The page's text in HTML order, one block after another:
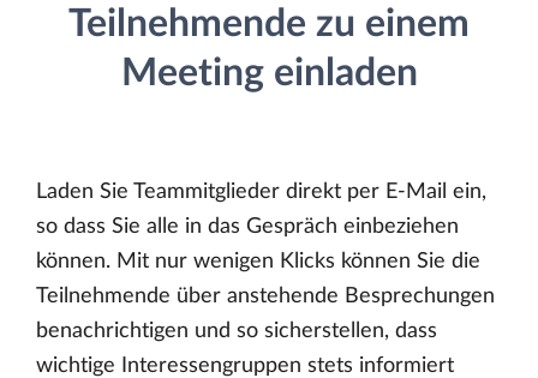
Teilnehmende zu einem
Meeting einladen
Laden Sie Teammitglieder direkt per E-Mail ein,
so dass Sie alle in das Gespräch einbeziehen
können. Mit nur wenigen Klicks können Sie die
Teilnehmende über anstehende Besprechungen
benachrichtigen und so sicherstellen, dass
wichtige Interessengruppen stets informiert